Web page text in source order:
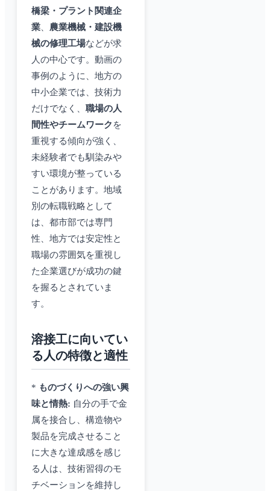
橋梁・プラント関連企
業
農業機械・建設機
械の修理工場などが求
人の中心です。動画の
事例のように、地方の
中小企業では、技術力
だけでなく、 職場の人
間性やチームワーク を
重視する傾向が強く、
未経験者でも馴染みや
すい環境が整っている
ことがあります。地域
別の転職戦略として
は、都市部では専門
性、地方では安定性と
職場の雰囲気を重視し
た企業選びが成功の鍵
を握るとされていま
す。
溶接工に向いてい
る人の特徴と適性
* ものづくりへの強い興
味と情熱: 自分の手で金
属を接合し、構造物や
製品を完成させること
に大きな達成感を感じ
る人は、技術習得のモ
チベーションを維持し